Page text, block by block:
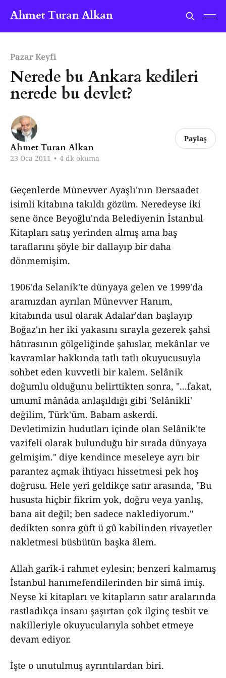
Ahmet Turan Alkan
Pazar Keyfi
Nerede bu Ankara kedileri
nerede bu devlet?
Ahmet Turan Alkan
23 Oca 2011 • 4 dk okuma
Paylaş
Geçenlerde Münevver Ayaşlı'nın Dersaadet
isimli kitabına takıldı gözüm. Neredeyse iki
sene önce Beyoğlu'nda Belediyenin İstanbul
Kitapları satış yerinden almış ama baş
taraflarını şöyle bir dallayıp bir daha
dönmemişim.
1906'da Selanik'te dünyaya gelen ve 1999'da
aramızdan ayrılan Münevver Hanım,
kitabında usul olarak Adalar'dan başlayıp
Boğaz'ın her iki yakasını sırayla gezerek şahsi
hâtırasının gölgeliğinde şahıslar, mekânlar ve
kavramlar hakkında tatlı tatlı okuyucusuyla
sohbet eden kuvvetli bir kalem. Selânik
doğumlu olduğunu belirttikten sonra, "...fakat,
umumî mânâda anlaşıldığı gibi 'Selânikli'
değilim, Türk'üm. Babam askerdi.
Devletimizin hudutları içinde olan Selânik'te
vazifeli olarak bulunduğu bir sırada dünyaya
gelmişim." diye kendince meseleye ayrı bir
parantez açmak ihtiyacı hissetmesi pek hoş
doğrusu. Hele yeri geldikçe satır arasında, "Bu
hususta hiçbir fikrim yok, doğru veya yanlış,
bana ait değil; ben sadece naklediyorum."
dedikten sonra güft ü gû kabilinden rivayetler
nakletmesi büsbütün başka âlem.
Allah garîk-i rahmet eylesin; benzeri kalmamış
İstanbul hanımefendilerinden bir simâ imiş.
Neyse ki kitapları ve kitapların satır aralarında
rastladıkça insanı şaşırtan çok ilginç tesbit ve
nakilleriyle okuyucularıyla sohbet etmeye
devam ediyor.
İşte o unutulmuş ayrıntılardan biri.